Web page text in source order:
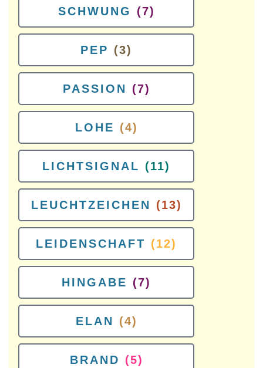
SCHWUNG (7)
PEP (3)
PASSION (7)
LOHE (4)
LICHTSIGNAL (11)
LEUCHTZEICHEN (13)
LEIDENSCHAFT (12)
HINGABE (7)
ELAN (4)
BRAND (5)